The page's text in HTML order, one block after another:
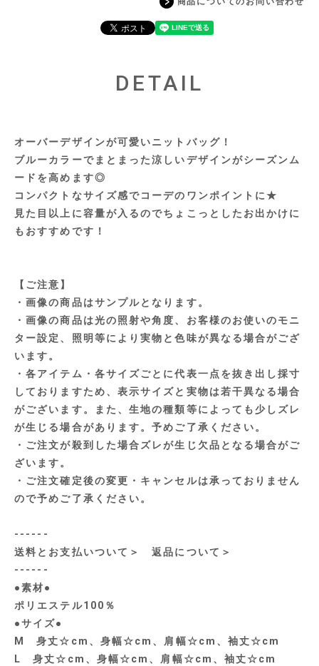
DETAIL
オーバーデザインが可愛いニットバッグ！
ブルーカラーでまとまった涼しいデザインがシーズンム
ードを高めます◎
コンパクトなサイズ感でコーデのワンポイントに★
見た目以上に容量が入るのでちょこっとしたお出かけに
もおすすめです！
【ご注意】
・画像の商品はサンプルとなります。
・画像の商品は光の照射や角度、お客様のお使いのモニ
ター設定、照明等により実物と色味が異なる場合がござ
います。
・各アイテム・各サイズごとに代表一点を抜き出し採寸
しておりますため、表示サイズと実物は若干異なる場合
がございます。また、生地の種類等によっても少しズレ
が生じる場合があります。予めご了承ください。
・ご注文が殺到した場合ズレが生じ欠品となる場合がご
ざいます。
・ご注文確定後の変更・キャンセルは承っておりません
ので予めご了承ください。
------
送料とお支払いついて ＞返品について ＞
------
●素材●
ポリエステル100％
●サイズ●
M 身丈☆cm、身幅☆cm、肩幅☆cm、袖丈☆cm
L 身丈☆cm、身幅☆cm、肩幅☆cm、袖丈☆cm